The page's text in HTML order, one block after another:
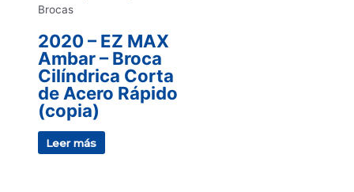
Brocas
2020 – EZ MAX
Ambar – Broca
Cilíndrica Corta
de Acero Rápido
(copia)
Leer más